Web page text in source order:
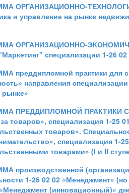
ОРГАНИЗАЦИОННО-
и управление на рынке
ОРГАНИЗАЦИОННО-
специализации 1-26
преддипломной практики для
направления
ПРЕДДИПЛОМНОЙ ПРАКТИКИ
товаров», специализация 1-25
товаров».
специализация 1-
товарами» (I и II
производственной
1-26 02 02 «Менеджмент»
(инновационный)»